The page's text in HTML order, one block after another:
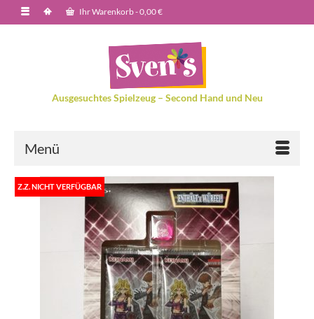
Ihr Warenkorb-0,00€
Ausgesuchtes Spielzeug – Second Hand und Neu
Menü
Z.Z. NICHT VERFÜGBAR